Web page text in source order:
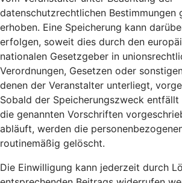
datenschutzrechtlichen Bestimmungen
erhoben. Eine Speicherung kann
erfolgen, soweit dies durch den
nationalen Gesetzgeber in
Verordnungen, Gesetzen oder
denen der Veranstalter unterliegt,
Sobald der Speicherungszweck
die genannten Vorschriften
abläuft, werden die
routinemäßig gelöscht.
Die Einwilligung kann jederzeit durch